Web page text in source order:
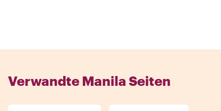
Verwandte Manila Seiten